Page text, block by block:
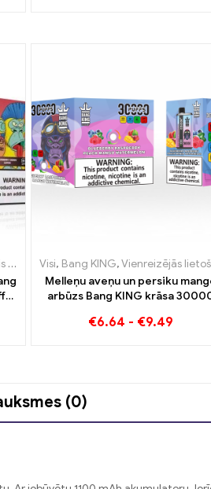
e-cigaretes Lietuva,Vienreizējās
,Vienreizējās
Visi, Bang KING,Vienreizējās lietošanas e-cigaretes Lietuva
Melleņu aveņu un persiku
arbūzs Bang KING krāsa
CIGARETES Divu garšu
€6.64 - €9.49
(0)